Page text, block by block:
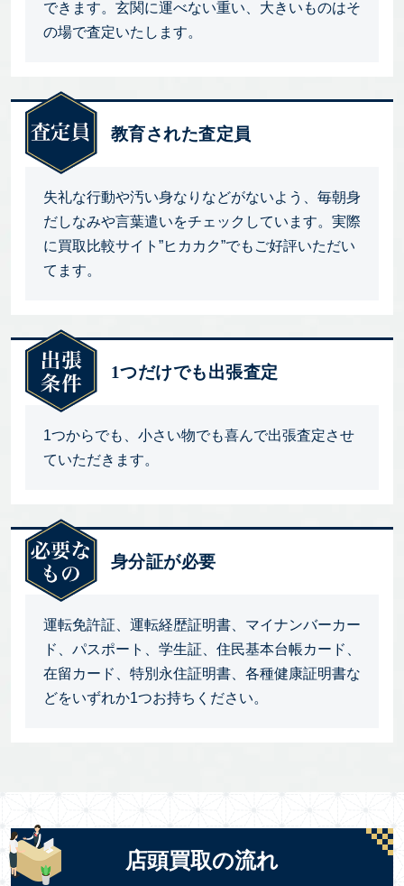
できます。玄関に運べない重い、大きいものはそ
の場で査定いたします。
教育された査定員
失礼な行動や汚い身なりなどがないよう、毎朝身
だしなみや言葉遣いをチェックしています。実際
に買取比較サイト”ヒカカク”でもご好評いただい
てます。
1つだけでも出張査定
1つからでも、小さい物でも喜んで出張査定させ
ていただきます。
身分証が必要
運転免許証、運転経歴証明書、マイナンバーカー
ド、パスポート、学生証、住民基本台帳カード、
在留カード、特別永住証明書、各種健康証明書な
どをいずれか1つお持ちください。
店頭買取の流れ